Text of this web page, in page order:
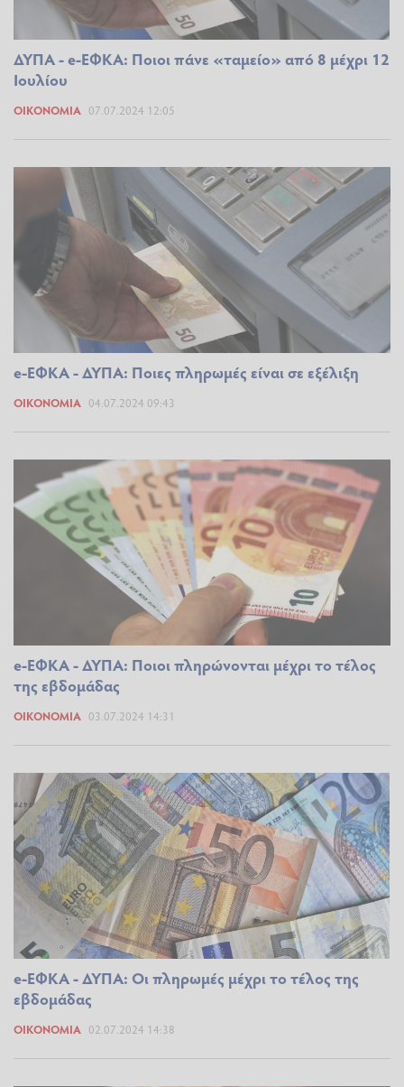
ΔΥΠΑ - e-ΕΦΚΑ: Ποιοι πάνε «ταμείο» από 8 μέχρι 12
Ιουλίου
ΟΙΚΟΝΟΜΊΑ 07.07.2024 12:05
e-ΕΦΚΑ - ΔΥΠΑ: Ποιες πληρωμές είναι σε εξέλιξη
ΟΙΚΟΝΟΜΊΑ 04.07.2024 09:43
e-ΕΦΚΑ - ΔΥΠΑ: Ποιοι πληρώνονται μέχρι το τέλος
της εβδομάδας
ΟΙΚΟΝΟΜΊΑ 03.07.2024 14:31
e-ΕΦΚΑ - ΔΥΠΑ: Οι πληρωμές μέχρι το τέλος της
εβδομάδας
ΟΙΚΟΝΟΜΊΑ 02.07.2024 14:38